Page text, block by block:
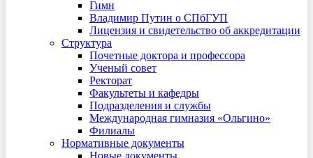
Гимн
Владимир Путин о СПбГУП
Лицензия и свидетельство об аккредитации
Структура
Почетные доктора и профессора
Ученый совет
Ректорат
Факультеты и кафедры
Подразделения и службы
Международная гимназия «Ольгино»
Филиалы
Нормативные документы
Новые документы